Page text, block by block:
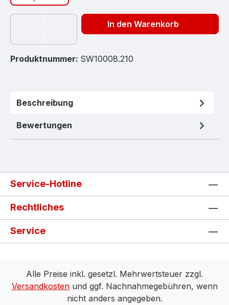
In den Warenkorb
Produktnummer: SW10008.210
Beschreibung
Bewertungen
Service-Hotline
Rechtliches
Service
Alle Preise inkl. gesetzl. Mehrwertsteuer zzgl.
Versandkostenund ggf. Nachnahmegebühren, wenn
nicht anders angegeben.